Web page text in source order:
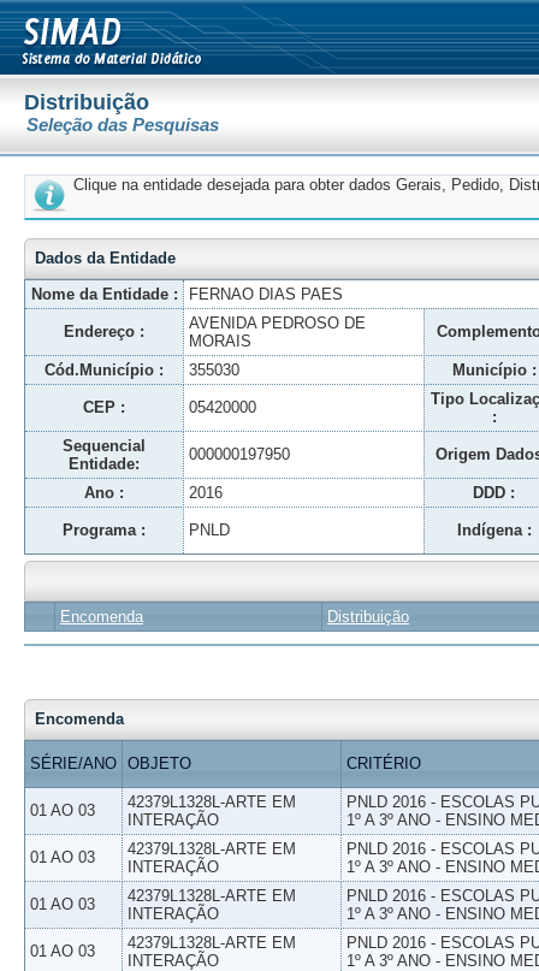
Distribuição
Seleção das Pesquisas
Clique na entidade desejada para obter dados Gerais, Pedido,
Dados da Entidade
Nome da Entidade :
FERNAO DIAS PAES
Endereço :
AVENIDA PEDROSO DE
MORAIS
Cód.Município : 355030 Município :
CEP : 05420000
Tipo
:
Sequencial
Entidade:
000000197950 Origem
Ano : 2016 DDD :
Programa : PNLD Indígena :
Encomenda Distribuição
Encomenda
SÉRIE/ANO OBJETO CRITÉRIO
01 AO 03
42379L1328L-ARTE EM
INTERAÇÃO
PNLD 2016 - ESCOLAS
1º A 3º ANO - ENSINO
01 AO 03
42379L1328L-ARTE EM
INTERAÇÃO
PNLD 2016 - ESCOLAS
1º A 3º ANO - ENSINO
01 AO 03
42379L1328L-ARTE EM
INTERAÇÃO
PNLD 2016 - ESCOLAS
1º A 3º ANO - ENSINO
01 AO 03
42379L1328L-ARTE EM
INTERAÇÃO
PNLD 2016 - ESCOLAS
1º A 3º ANO - ENSINO